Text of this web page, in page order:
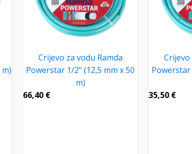
Crijevo za vodu Ramda
Powerstar 1/2" (12,5 mm x 50
m)
66,40 €
Crijevo
Powerstar
35,50 €